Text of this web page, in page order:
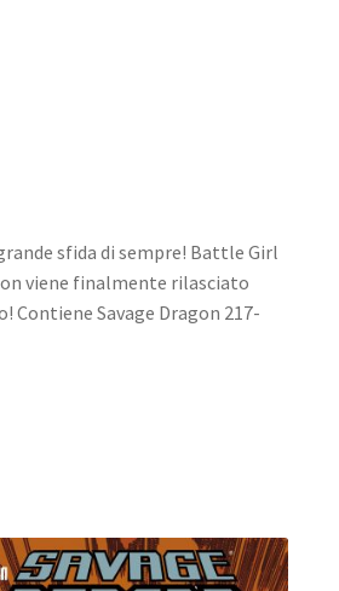
sfida di sempre! Battle Girl
viene finalmente rilasciato
Savage Dragon 217-